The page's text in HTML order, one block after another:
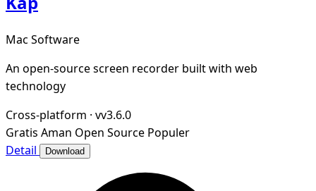
Mac Software
An open-source screen recorder built with web
technology
Cross-platform · vv3.6.0
Gratis Aman Open Source Populer
Detail
Download